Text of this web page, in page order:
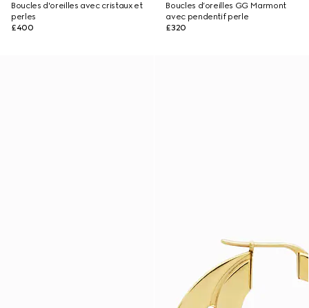
Boucles d'oreilles avec cristaux et
perles
£400
Boucles d’oreilles GG Marmont
avec pendentif perle
£320